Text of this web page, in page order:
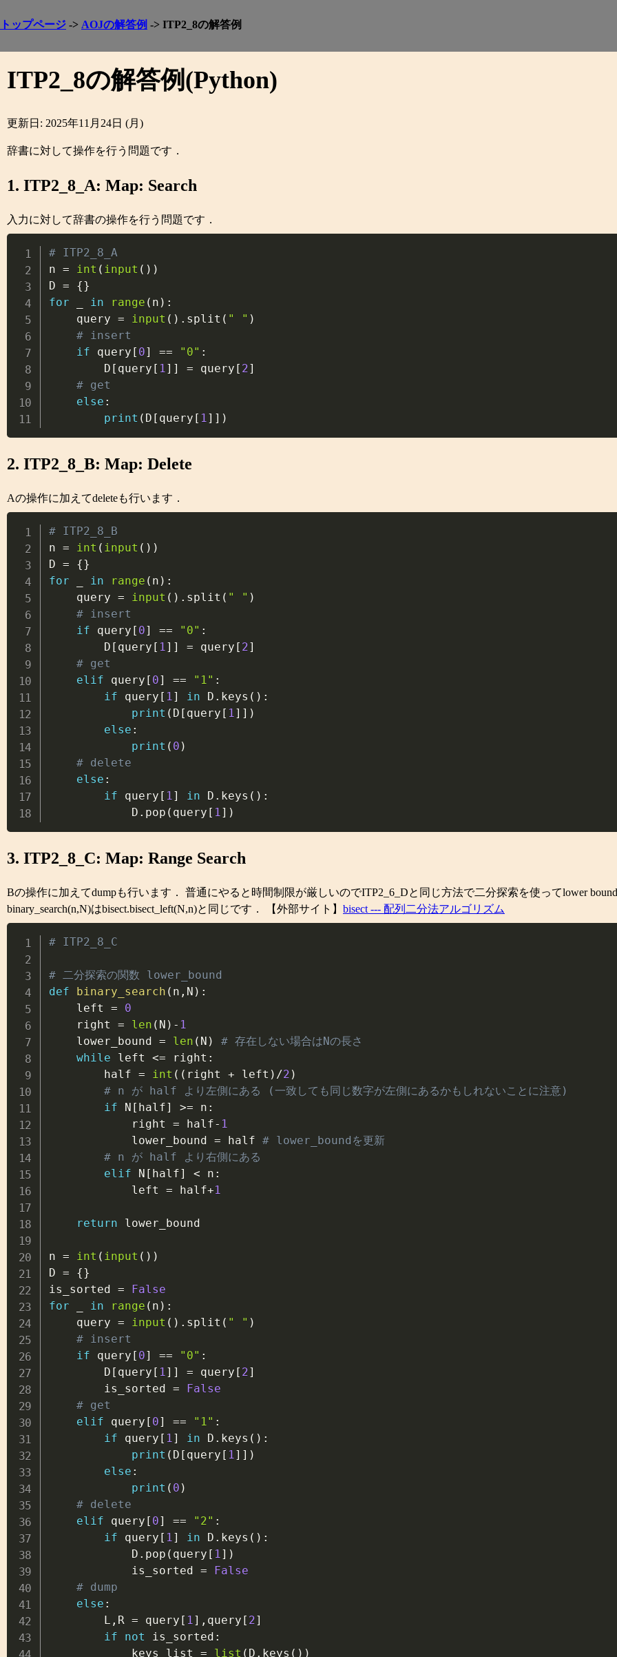
トップページ -> AOJの解答例 -> ITP2_8の解答例
ITP2_8の解答例(Python)
更新日: 2025年11月24日 (月)
辞書に対して操作を行う問題です．
1. ITP2_8_A: Map: Search
入力に対して辞書の操作を行う問題です．
# ITP2_8_A
n = int ( input ( ) )
D = {}
for
in range ( n ) :
    query
= input ( ) . split ( " " )
# insert
if query [ 0] == "0" :
        D
[ query [ 1] ] = query [ 2]
# get
else :
print ( D [ query [ 1] ] )
2. ITP2_8_B: Map: Delete
Aの操作に加えてdeleteも行います．
# ITP2_8_B
n = int ( input ( ) )
D = {}
for
in range ( n ) :
    query
= input ( ) . split ( " " )
# insert
if query [ 0] == "0" :
        D
[ query [ 1] ] = query [ 2]
# get
elif query [ 0] == "1" :
if query [ 1] in D . keys ( ) :
print ( D [ query [ 1] ] )
else :
print ( 0 )
# delete
else :
if query [ 1] in D . keys ( ) :
            D
. pop ( query [ 1] )
3. ITP2_8_C: Map: Range Search
Bの操作に加えてdumpも行います． 普通にやると時間制限が厳しいのでITP2_6_Dと同じ方法で二分探索を使ってlower
binary_search(n,N)はbisect.bisect_left(N,n)と同じです． 【外部サイト】 bisect --- 配列二分法アルゴリズム
# ITP2_8_C
# 二分探索の関数 lower_bound
def
binary_search ( n , N ) :
    left
=
0
    right
= len ( N ) - 1
    lower_bound
= len ( N )
# 存在しない場合はNの長さ
while left <= right :
        half
= int ( ( right + left ) /2 )
# n が half より左側にある (一致しても同じ数字が左側にあるかもしれないことに注意)
if N [ half] >= n :
            right
= half- 1
            lower_bound
= half # lower_boundを更新
# n が half より右側にある
elif N [ half] < n :
            left
= half+1
return lower_bound
n = int ( input ( ) )
D = {}
is_sorted =
False
for
in range ( n ) :
    query
= input ( ) . split ( " " )
# insert
if query [ 0] == "0" :
        D
[ query [ 1 ] ] = query [ 2]
        is_sorted
=
False
# get
elif query [ 0] == "1" :
if query [ 1 ] in D . keys ( ) :
print ( D [ query [ 1 ] ] )
else :
print ( 0 )
# delete
elif query [ 0] == "2" :
if query [ 1 ] in D . keys ( ) :
            D
. pop ( query [ 1 ] )
            is_sorted
=
False
# dump
else :
        L
, R = query [ 1 ] , query [ 2]
if
not is_sorted :
            keys_list
= list ( D . keys ( ) )